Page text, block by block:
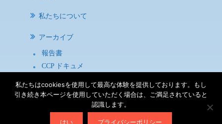
私たちについて
アーカイブ
報告書
CCP ドキュメ
研究資料
利用規約|プライバシー方針|サイトマップ| Copyright
宗教と人権について考える会（ASRHR）
私たちはcookiesを使用して最高な体験を提供しております。もし
引き続き本ページを使用していただく場合は、ご満足されていると
認識します。
はい プライバシーポリシー